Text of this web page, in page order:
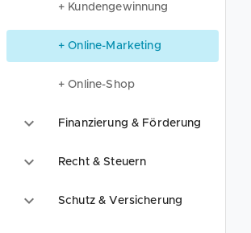
+ Kundengewinnung
+ Online-Marketing
+ Online-Shop
Finanzierung & Förderung
Recht & Steuern
Schutz & Versicherung